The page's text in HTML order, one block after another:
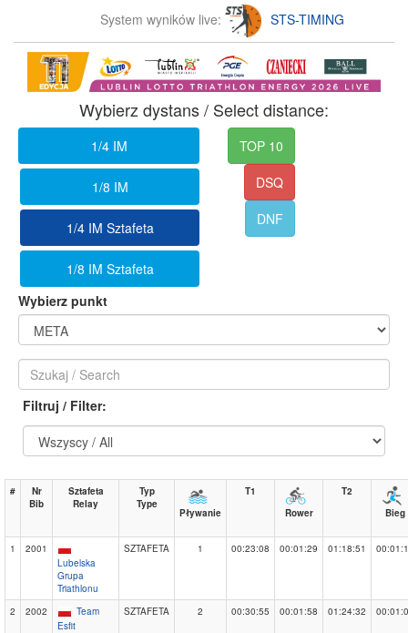
System wyników live: STS-TIMING
Wybierz dystans / Select distance:
1/4 IM
1/8 IM
1/4 IM Sztafeta
1/8 IM Sztafeta
TOP 10
DSQ
DNF
Wybierz punkt
Filtruj / Filter:
#
Nr
Bib
Sztafeta
Relay
Typ
Type
Pływanie
T1
Rower
T2
Bieg
1
2001
Lubelska
Grupa
Triathlonu
SZTAFETA 1 00:23:08 00:01:29 01:18:51
2 2002
Team
Esfit
SZTAFETA 2 00:30:55 00:01:58 01:24:32